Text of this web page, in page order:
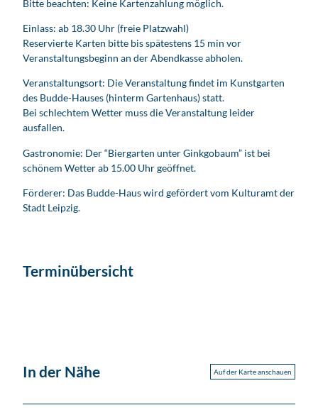
Bitte beachten: Keine Kartenzahlung möglich.
Einlass: ab 18.30 Uhr (freie Platzwahl)
Reservierte Karten bitte bis spätestens 15 min vor
Veranstaltungsbeginn an der Abendkasse abholen.
Veranstaltungsort: Die Veranstaltung findet im Kunstgarten
des Budde-Hauses (hinterm Gartenhaus) statt.
Bei schlechtem Wetter muss die Veranstaltung leider
ausfallen.
Gastronomie: Der “Biergarten unter Ginkgobaum” ist bei
schönem Wetter ab 15.00 Uhr geöffnet.
Förderer: Das Budde-Haus wird gefördert vom Kulturamt der
Stadt Leipzig.
Terminübersicht
In der Nähe Auf der Karte anschauen